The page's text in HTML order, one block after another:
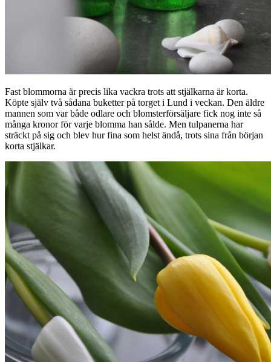
Fast blommorna är precis lika vackra trots att stjälkarna är korta.
Köpte själv två sådana buketter på torget i Lund i veckan. Den äldre
mannen som var både odlare och blomsterförsäljare fick nog inte så
många kronor för varje blomma han sålde. Men tulpanerna har
sträckt på sig och blev hur fina som helst ändå, trots sina från början
korta stjälkar.